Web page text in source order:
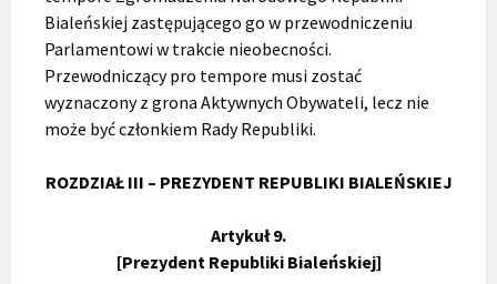
Bialeńskiej zastępującego go w przewodniczeniu
Parlamentowi w trakcie nieobecności.
Przewodniczący pro tempore musi zostać
wyznaczony z grona Aktywnych Obywateli, lecz nie
może być członkiem Rady Republiki.
ROZDZIAŁ III – PREZYDENT REPUBLIKI BIALEŃSKIEJ
Artykuł 9.
[Prezydent Republiki Bialeńskiej]